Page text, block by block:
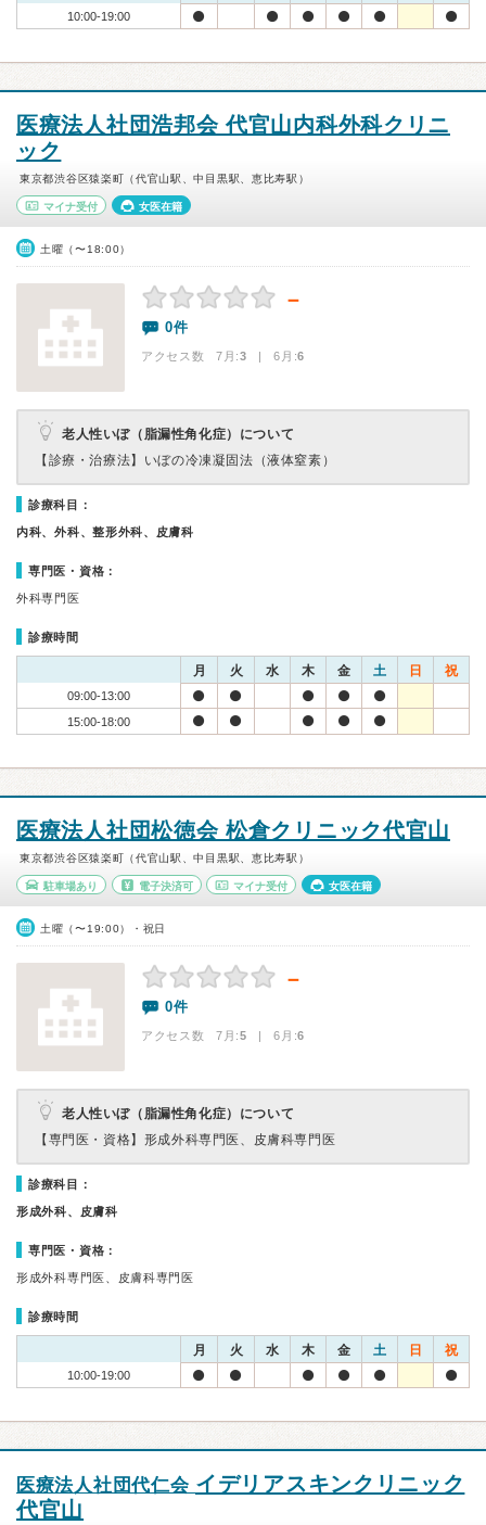
10:00-19:00
医療法人社団浩邦会 代官山内科外科クリニ
ック
東京都渋谷区猿楽町（代官山駅、中目黒駅、恵比寿駅）
マイナ受付 女医在籍
土曜（〜18:00）
－
0件
アクセス数 7月:3 | 6月:6
老人性いぼ（脂漏性角化症）について
【診療・治療法】 いぼの冷凍凝固法（液体窒素）
診療科目：
内科、外科、整形外科、皮膚科
専門医・資格：
外科専門医
診療時間
月 火 水 木 金 土 日 祝
09:00-13:00
15:00-18:00
医療法人社団松徳会 松倉クリニック代官山
東京都渋谷区猿楽町（代官山駅、中目黒駅、恵比寿駅）
駐車場あり 電子決済可 マイナ受付 女医在籍
土曜（〜19:00）・祝日
－
0件
アクセス数 7月:5 | 6月:6
老人性いぼ（脂漏性角化症）について
【専門医・資格】 形成外科専門医、皮膚科専門医
診療科目：
形成外科、皮膚科
専門医・資格：
形成外科専門医、皮膚科専門医
診療時間
月 火 水 木 金 土 日 祝
10:00-19:00
医療法人社団代仁会 イデリアスキンクリニック
代官山